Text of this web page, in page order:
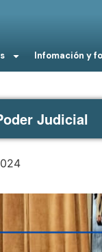
Infomación y
Judicial